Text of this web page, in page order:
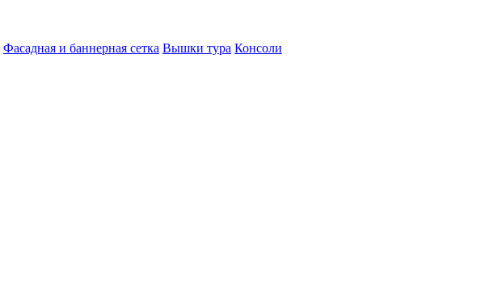
Фасадная и баннерная сетка Вышки тура Консоли